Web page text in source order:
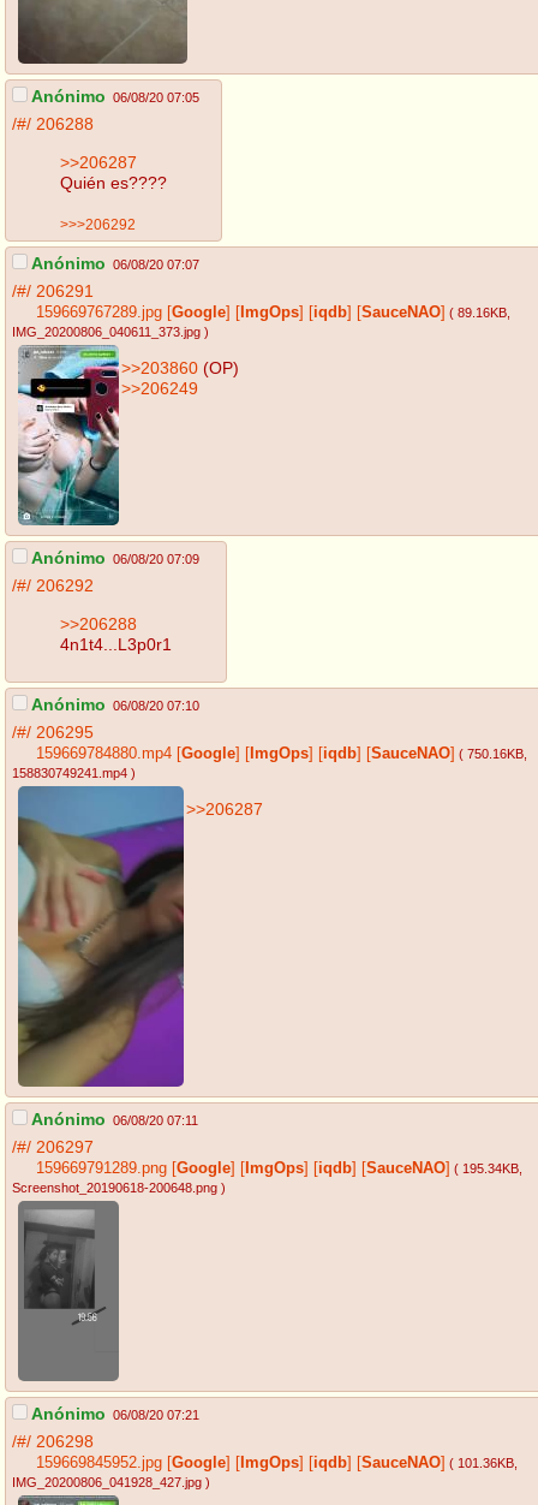
Anónimo 06/08/20 07:05
/#/ 206288
>>206287
Quién es????
>>>206292
Anónimo 06/08/20 07:07
/#/ 206291
159669767289.jpg [Google] [ ImgOps] [iqdb] [SauceNAO] ( 89.16KB
IMG_20200806_040611_373.jpg )
>>203860 (OP)
>>206249
Anónimo 06/08/20 07:09
/#/ 206292
>>206288
4n1t4...L3p0r1
Anónimo 06/08/20 07:10
/#/ 206295
159669784880.mp4 [Google] [ ImgOps] [iqdb] [SauceNAO] ( 750.16KB
158830749241.mp4 )
>>206287
Anónimo 06/08/20 07:11
/#/ 206297
159669791289.png [Google] [ ImgOps] [iqdb] [SauceNAO] ( 195.34KB
Screenshot_20190618-200648.png )
Anónimo 06/08/20 07:21
/#/ 206298
159669845952.jpg [Google] [ ImgOps] [iqdb] [SauceNAO] ( 101.36KB
IMG_20200806_041928_427.jpg )